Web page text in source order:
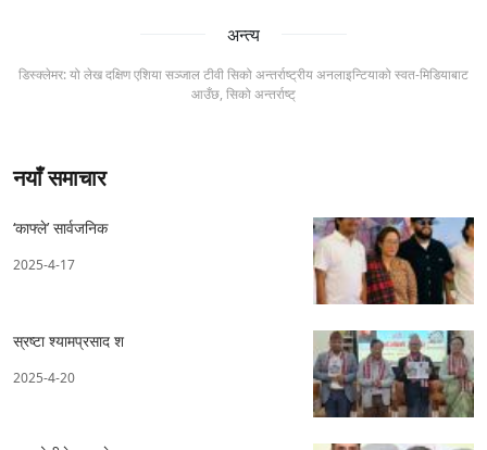
अन्त्य
डिस्क्लेमर: यो लेख दक्षिण एशिया सञ्जाल टीवी सिको अन्तर्राष्ट्रीय अनलाइन्टियाको स्वत-मिडियाबाट
आउँछ, सिको अन्तर्राष्ट्
नयाँ समाचार
‘काफ्ले’ सार्वजनिक
2025-4-17
स्रष्टा श्यामप्रसाद श
2025-4-20